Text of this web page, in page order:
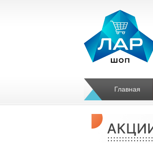
Главная